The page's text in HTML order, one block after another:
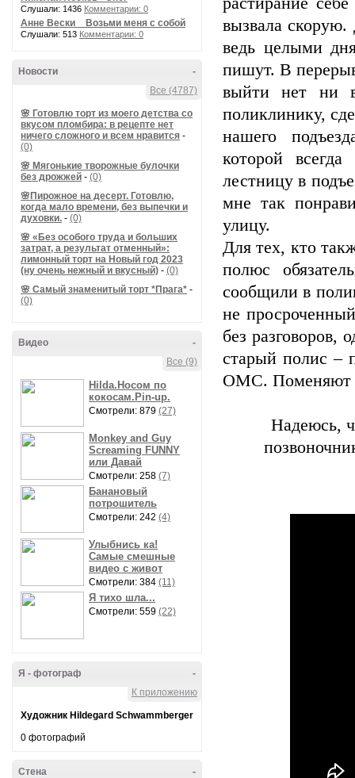
Слушали: 1436 Комментарии: 0
Анне Вески _ Возьми меня с собой
Слушали: 513 Комментарии: 0
-
Новости
Все (4787)
🌸 Готовлю торт из моего детства со
вкусом пломбира: в рецепте нет
ничего сложного и всем нравится -
(0)
🌸 Мягонькие творожные булочки
без дрожжей - (0)
🌸Пирожное на десерт. Готовлю,
когда мало времени, без выпечки и
духовки. - (0)
🌸 «Без особого труда и больших
затрат, а результат отменный»:
лимонный торт на Новый год 2023
(ну очень нежный и вкусный) - (0)
🌸 Самый знаменитый торт *Прага* -
(0)
-
Видео
Все (9)
Hilda.Носом по
кокосам.Pin-up.
Смотрели: 879 (27)
Monkey and Guy
Screaming FUNNY
или Давай
Смотрели: 258 (7)
Банановый
потрошитель
Смотрели: 242 (4)
Улыбнись ка!
Самые смешные
видео с живот
Смотрели: 384 (11)
Я тихо шла...
Смотрели: 559 (22)
-
Я - фотограф
К приложению
Художник Hildegard Schwammberger
0 фотографий
-
Стена
вызвала
ведь целыми
пишут. В
выйти нет ни
поликлинику,
нашего
которой
лестницу в
мне так
улицу.
Для тех, кто
полюс
сообщили в
не
без разговоров,
старый полис –
ОМС. Поменяют
Надеюсь,